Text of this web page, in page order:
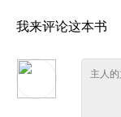
我来评论这本书